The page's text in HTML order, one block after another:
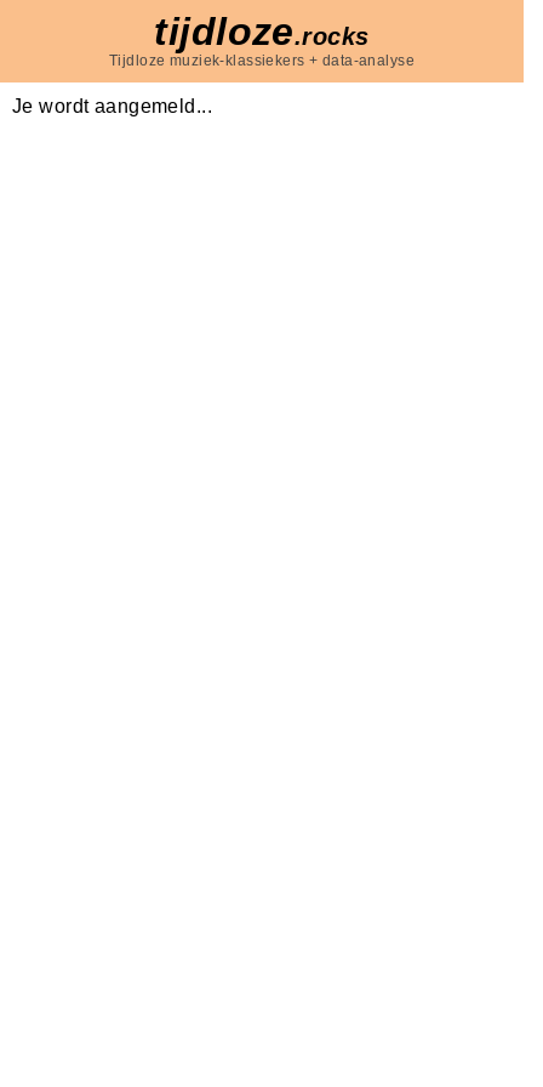
tijdloze.rocks
Tijdloze muziek-klassiekers + data-analyse
Je wordt aangemeld...